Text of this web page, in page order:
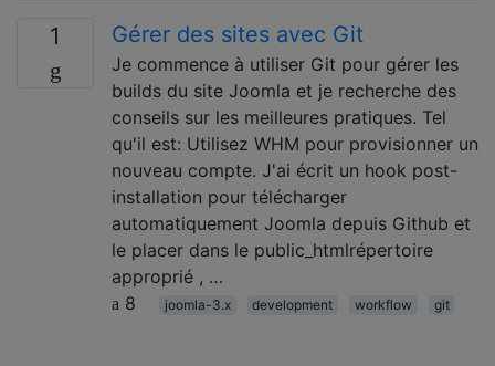
1 Gérer des sites avec Git
Je commence à utiliser Git pour gérer les
builds du site Joomla et je recherche des
conseils sur les meilleures pratiques. Tel
qu'il est: Utilisez WHM pour provisionner un
nouveau compte. J'ai écrit un hook post-
installation pour télécharger
automatiquement Joomla depuis Github et
le placer dans le public_htmlrépertoire
approprié , …
8
joomla-3.x development workflow git